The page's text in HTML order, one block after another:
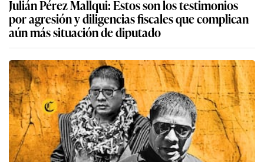
Julián Pérez Mallqui: Estos son los testimonios
por agresión y diligencias fiscales que complican
aún más situación de diputado